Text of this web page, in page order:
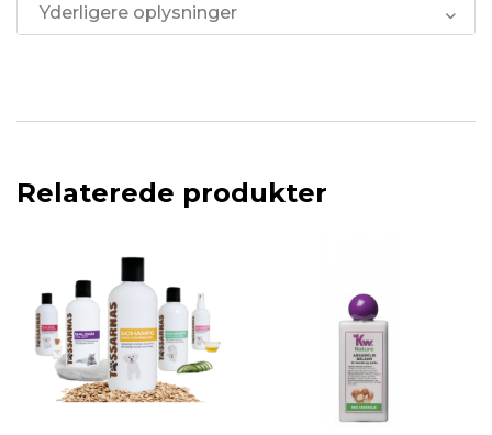
Yderligere oplysninger
Relaterede produkter